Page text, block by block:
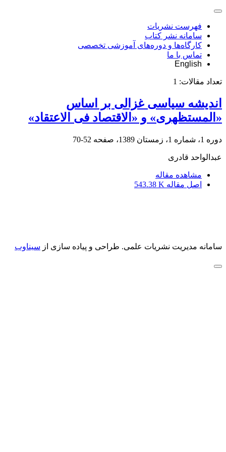
فهرست نشریات
سامانه نشر کتاب
کارگاه‌ها و دوره‌های آموزشی تخصصی
تماس با ما
English
تعداد مقالات: 1
اندیشه سیاسی غزالی بر اساس
«المستظهری» و «الاقتصاد فی الاعتقاد»
دوره 1، شماره 1، زمستان 1389، صفحه 52-70
عبدالواحد قادری
مشاهده مقاله
اصل مقاله 543.38 K
سامانه مدیریت نشریات علمی. طراحی و پیاده سازی از سیناوب